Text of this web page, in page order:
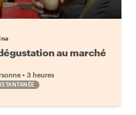
au marché
• 3 heures